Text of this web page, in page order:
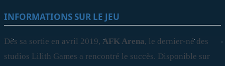
INFORMATIONS SUR LE JEU
Dès sa sortie en avril 2019, AFK Arena, le dernier-né des
studios Lilith Games a rencontré le succès. Disponible sur